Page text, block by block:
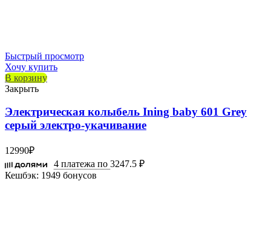
Быстрый просмотр
Хочу купить
В корзину
Закрыть
Электрическая колыбель Ining baby 601 Grey
серый электро-укачивание
12990₽
4 платежа по 3247.5 ₽
Кешбэк: 1949 бонусов